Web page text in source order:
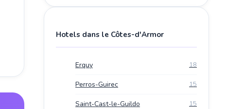
Hotels dans le Côtes-d'Armor
Erquy 18
Perros-Guirec 15
Saint-Cast-le-Guildo 15